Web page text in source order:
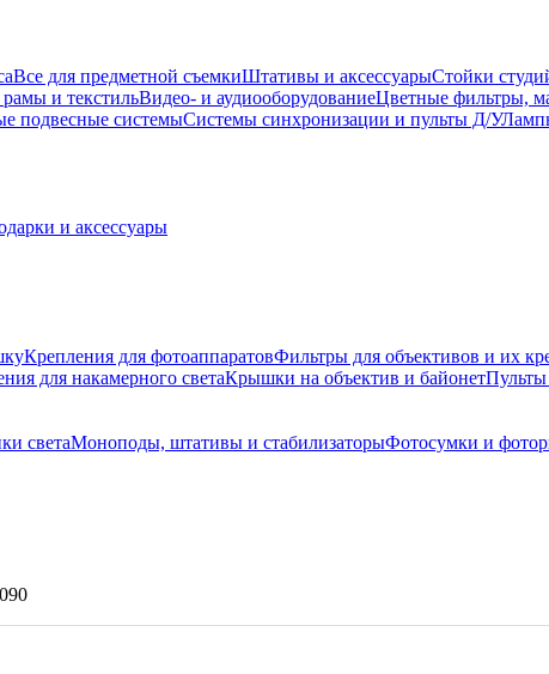
Все для предметной съемкиШтативы и аксессуарыСтойки
и текстильВидео- и аудиооборудованиеЦветные фильтры,
подвесные системыСистемы синхронизации и пульты Д/У
и аксессуары
Крепления для фотоаппаратовФильтры для объективов и их
для накамерного светаКрышки на объектив и байонетПульты
светаМоноподы, штативы и стабилизаторыФотосумки и